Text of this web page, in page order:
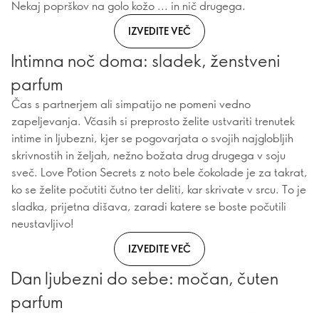
Nekaj poprškov na golo kožo ... in nič drugega.
IZVEDITE VEČ
Intimna noč doma: sladek, ženstveni
parfum
Čas s partnerjem ali simpatijo ne pomeni vedno
zapeljevanja. Včasih si preprosto želite ustvariti trenutek
intime in ljubezni, kjer se pogovarjata o svojih najglobljih
skrivnostih in željah, nežno božata drug drugega v soju
sveč. Love Potion Secrets z noto bele čokolade je za takrat,
ko se želite počutiti čutno ter deliti, kar skrivate v srcu. To je
sladka, prijetna dišava, zaradi katere se boste počutili
neustavljivo!
IZVEDITE VEČ
Dan ljubezni do sebe: močan, čuten
parfum